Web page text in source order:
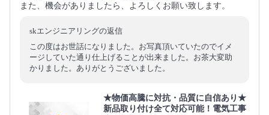
また、機会がありましたら、よろしくお願い致します。
skエンジニアリングの返信
この度はお世話になりました。お写真頂いていたのでイメ
ージしていた通り仕上げることが出来ました。お茶大変助
かりました。ありがとうございました。
★物価高騰に対抗・品質に自信あり★
新品取り付け全て対応可能！電気工事